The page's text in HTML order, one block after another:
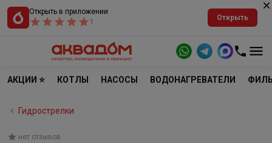
Открыть в приложении
1
Открыть
АКЦИИ ⭐ КОТЛЫ НАСОСЫ ВОДОНАГРЕВАТЕЛИ
Гидрострелки
нет отзывов